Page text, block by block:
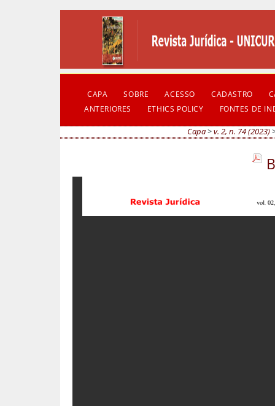
CAPA SOBRE ACESSO CADASTRO
ANTERIORES
ETHICS POLICY FONTES DE
Capa>v. 2, n. 74 (2023)